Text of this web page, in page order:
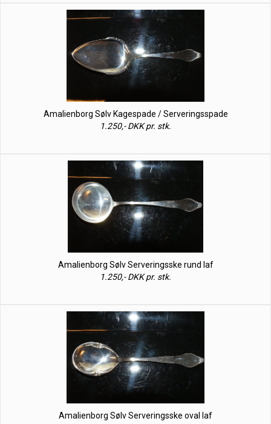
Amalienborg Sølv Kagespade / Serveringsspade
1.250,- DKK pr. stk.
Amalienborg Sølv Serveringsske rund laf
1.250,- DKK pr. stk.
Amalienborg Sølv Serveringsske oval laf